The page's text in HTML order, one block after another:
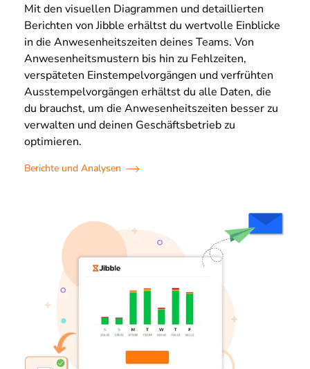
Mit den visuellen Diagrammen und detaillierten
Berichten von Jibble erhältst du wertvolle Einblicke
in die Anwesenheitszeiten deines Teams. Von
Anwesenheitsmustern bis hin zu Fehlzeiten,
verspäteten Einstempelvorgängen und verfrühten
Ausstempelvorgängen erhältst du alle Daten, die
du brauchst, um die Anwesenheitszeiten besser zu
verwalten und deinen Geschäftsbetrieb zu
optimieren.
Berichte und Analysen